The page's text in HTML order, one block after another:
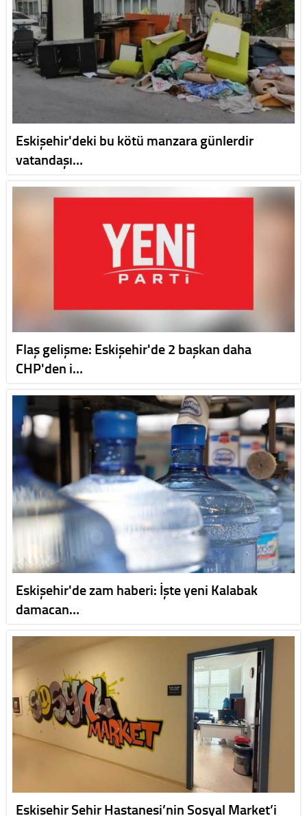
Eskişehir'deki bu kötü manzara günlerdir
vatandaşı…
Flaş gelişme: Eskişehir'de 2 başkan daha
CHP'den i…
Eskişehir'de zam haberi: İşte yeni Kalabak
damacan…
Eskişehir Şehir Hastanesi’nin Sosyal Market’i